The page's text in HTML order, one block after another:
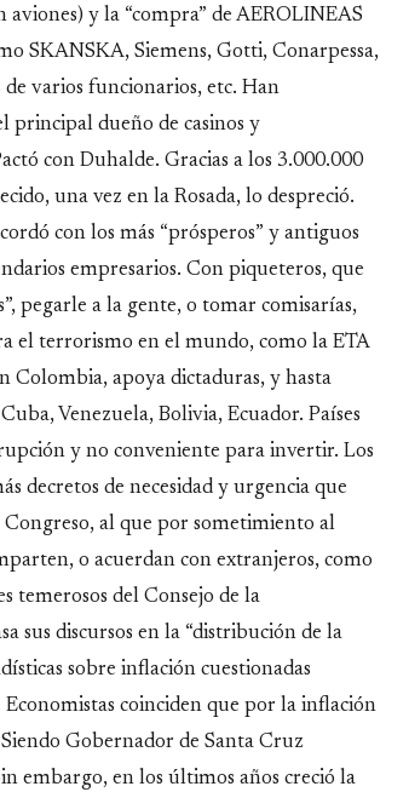
y la “compra” de AEROLINEAS
SKANSKA, Siemens, Gotti, Conarpessa,
varios funcionarios, etc. Han
principal dueño de casinos y
con Duhalde. Gracias a los 3.000.000
una vez en la Rosada, lo despreció.
con los más “prósperos” y antiguos
empresarios. Con piqueteros, que
pegarle a la gente, o tomar comisarías,
el terrorismo en el mundo, como la ETA
Colombia, apoya dictaduras, y hasta
Venezuela, Bolivia, Ecuador. Países
y no conveniente para invertir. Los
decretos de necesidad y urgencia que
al que por sometimiento al
o acuerdan con extranjeros, como
temerosos del Consejo de la
sus discursos en la “distribución de la
sobre inflación cuestionadas
coinciden que por la inflación
Gobernador de Santa Cruz
embargo, en los últimos años creció la